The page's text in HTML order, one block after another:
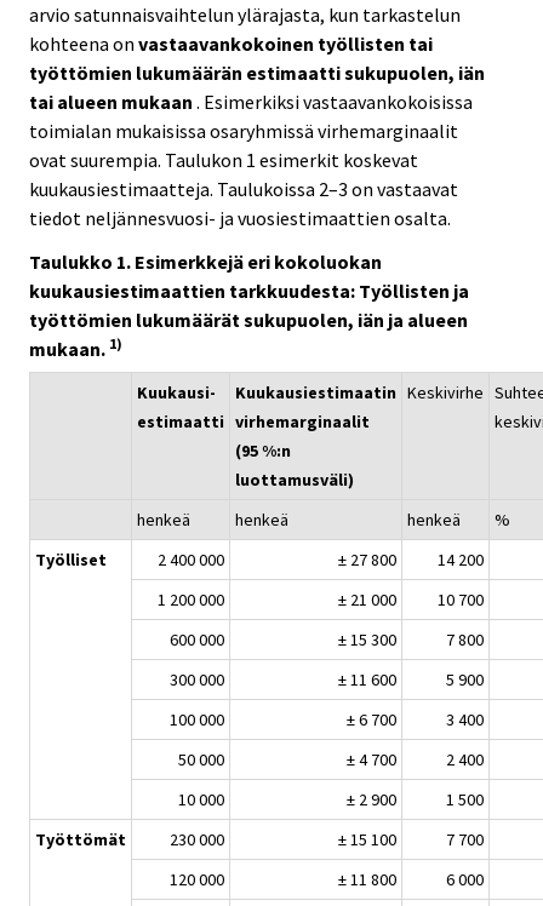
arvio satunnaisvaihtelun ylärajasta, kun tarkastelun
kohteena on vastaavankokoinen työllisten tai
työttömien lukumäärän estimaatti sukupuolen, iän
tai alueen mukaan . Esimerkiksi vastaavankokoisissa
toimialan mukaisissa osaryhmissä virhemarginaalit
ovat suurempia. Taulukon 1 esimerkit koskevat
kuukausiestimaatteja. Taulukoissa 2–3 on vastaavat
tiedot neljännesvuosi- ja vuosiestimaattien osalta.
Taulukko 1. Esimerkkejä eri kokoluokan
kuukausiestimaattien tarkkuudesta: Työllisten ja
työttömien lukumäärät sukupuolen, iän ja alueen
mukaan. 1)
Kuukausi-
estimaatti
Kuukausiestimaatin
virhemarginaalit
(95 %:n
luottamusväli)
Keskivirhe
henkeä henkeä henkeä
%
Työlliset
2 400 000 ± 27 800
14 200
1 200 000
± 21 000
10 700
600 000
± 15 300
7 800
300 000
± 11 600
5 900
100 000
± 6 700
3 400
50 000
± 4 700
2 400
10 000
± 2 900
1 500
Työttömät
230 000 ± 15 100
7 700
120 000
± 11 800
6 000